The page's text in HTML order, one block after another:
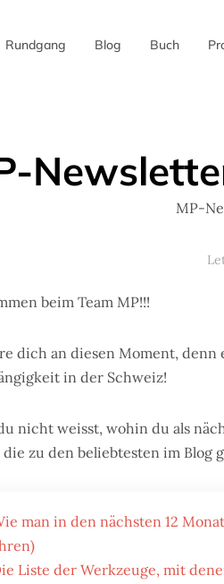
Rundgang Blog Buch
MP-
beim Team MP!!!
dich an diesen Moment,
in der Schweiz!
nicht weisst, wohin du als
die zu den beliebtesten im Blog
man in den nächsten 12
Liste der Werkzeuge, mit